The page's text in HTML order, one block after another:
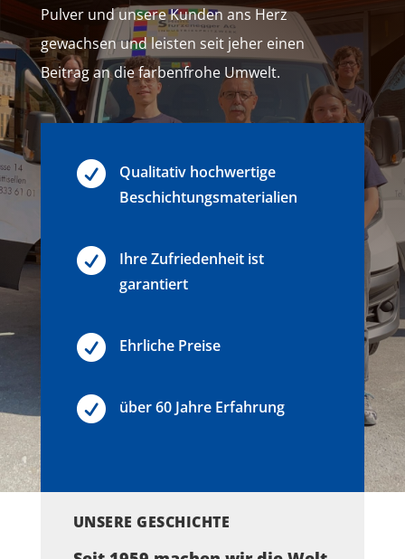
Pulver und unsere Kunden ans Herz
gewachsen und leisten seit jeher einen
Beitrag an die farbenfrohe Umwelt.

Qualitativ hochwertige
Beschichtungsmaterialien

Ihre Zufriedenheit ist
garantiert
 Ehrliche Preise
 über 60 Jahre Erfahrung
UNSERE GESCHICHTE